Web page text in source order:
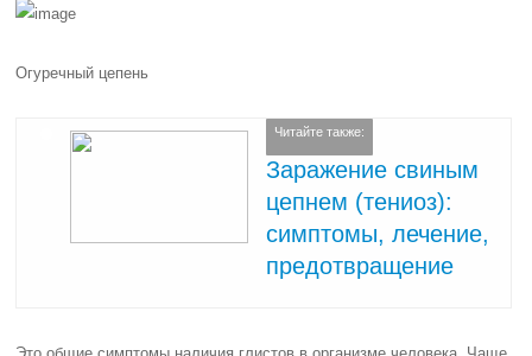
Огуречный цепень
Читайте также:
Заражение свиным
цепнем (тениоз):
симптомы, лечение,
предотвращение